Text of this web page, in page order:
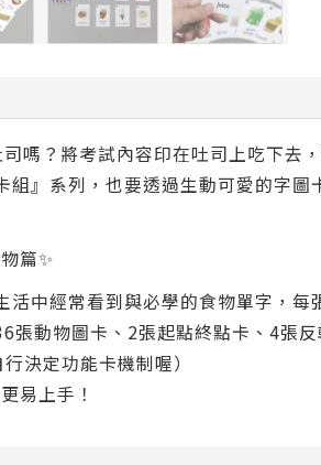
嗎？將考試內容印在吐司上吃下去
組』系列，也要透過生動可愛的字
篇✨
活中經常看到與必學的食物單字，
張動物圖卡、2張起點終點卡、4張
決定功能卡機制喔）
易上手！